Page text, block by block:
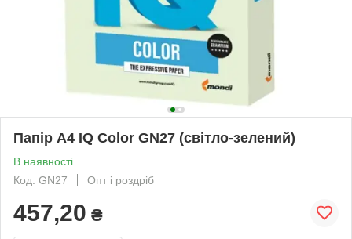
Папір А4 IQ Color GN27 (світло-зелений)
В наявності
Код: GN27
Опт і роздріб
457,20 ₴